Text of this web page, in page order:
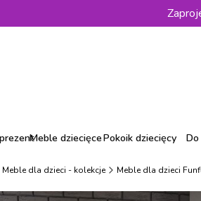
Meble dziecięcePokoik dziecięcy Do
Meble dla dzieci - kolekcje Meble dla dzieci